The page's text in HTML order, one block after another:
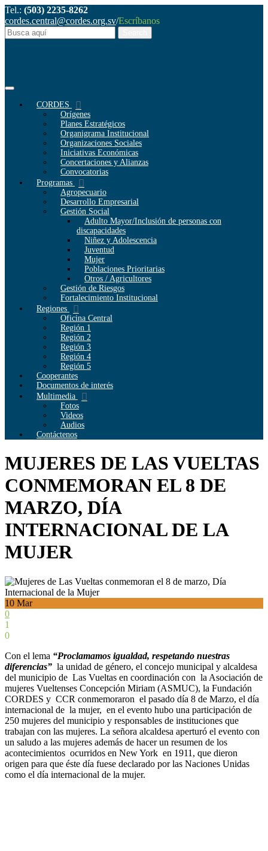
Tel.: (503) 2235-8262
cordes.central@cordes.org.sv/Escríbanos
CORDES
Orígenes
Planes Estratégicos
Organigrama Institucional
Organizaciones Sociales
Iniciativas Económicas
Concertaciones y Alianzas
Convocatorias
Programas
Agropecuario
Desarrollo Empresarial
Gestión Social
Adulto Mayor/Inclusión de personas con
discapacidades
Niñez y Adolescencia
Juventud
Mujer
Poblaciones Prioritarias
Otros / Agricultores
Gestión de Riesgos
Fortalecimiento Institucional
Regiones
Oficina Central
Región 1
Región 2
Región 3
Región 4
Región 5
Cooperantes
Documentos de interés
Multimedia
Fotos
Videos
Audios
Contáctenos
MUJERES DE LAS VUELTAS
CONMEMORAN EL 8 DE
MARZO, DÍA
INTERNACIONAL DE LA
MUJER
10 Mar
0
1
0
Con el lema “Proclamamos igualdad, respetando nuestras
diferencias” la unidad de género, el concejo municipal y alcaldesa
del municipio de Las Vueltas en coordinación con la Asociación de
mujeres Vueltenses Concepción Miriam (ASMUC), la Fundación
CORDES y CCR conmemoraron el pasado día 8 de Marzo, el día
internacional de la mujer, en el evento hubo una participación de
250 mujeres del municipio y responsables de instituciones que
trabajan con las mujeres. La señora alcaldesa aperturó el evento con
un saludo a las mujeres además de hacer un resumen de los
acontecimientos ocurridos en New York en 1911, que dieron
origen para que éste día fuese declarado por las Naciones Unidas
como el día internacional de la mujer.